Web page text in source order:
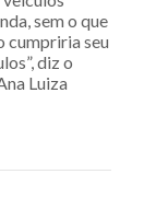
sem o que
cumpriria seu
diz o
Luiza